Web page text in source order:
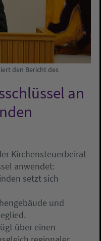
den Bericht des
an
Kirchensteuerbeirat
anwendet:
setzt sich
und
über einen